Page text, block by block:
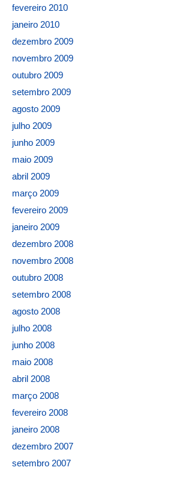
fevereiro 2010
janeiro 2010
dezembro 2009
novembro 2009
outubro 2009
setembro 2009
agosto 2009
julho 2009
junho 2009
maio 2009
abril 2009
março 2009
fevereiro 2009
janeiro 2009
dezembro 2008
novembro 2008
outubro 2008
setembro 2008
agosto 2008
julho 2008
junho 2008
maio 2008
abril 2008
março 2008
fevereiro 2008
janeiro 2008
dezembro 2007
setembro 2007